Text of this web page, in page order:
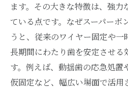
ます。その大きな特徴は、強
ている点です。なぜスーパーボ
うと、従来のワイヤー固定や一
長期間にわたり歯を安定させる
す。例えば、動揺歯の応急処置
仮固定など、幅広い場面で活用